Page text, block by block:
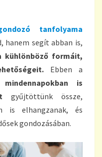
tanfolyama
hanem segít abban is,
kühlönböző formáit,
Ebben a
is
gyűjtöttünk össze,
is elhangzanak, és
gondozásában.